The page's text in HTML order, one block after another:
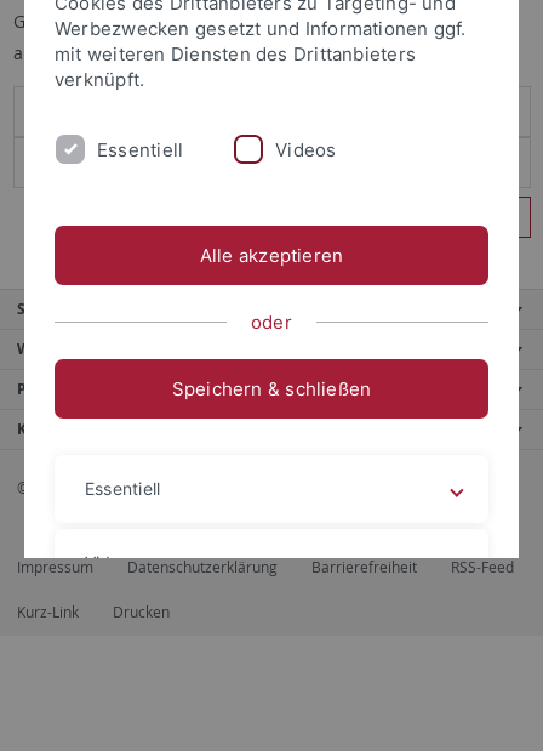
Geben Sie Ihren Benutzernamen und Ihr Passwort an um sich
anzumelden:
Service
Weitere Angebote
Portale
Kontaktinfo
© 2026 Eberhard Karls Universität Tübingen, Tübingen
Impressum Datenschutzerklärung Barrierefreiheit RSS-Feed
Kurz-Link Drucken
Werbezwecken gesetzt und Informationen ggf.
mit weiteren Diensten des Drittanbieters
verknüpft.
Essentiell Videos
Alle akzeptieren
oder
Speichern & schließen
Essentiell
Videos